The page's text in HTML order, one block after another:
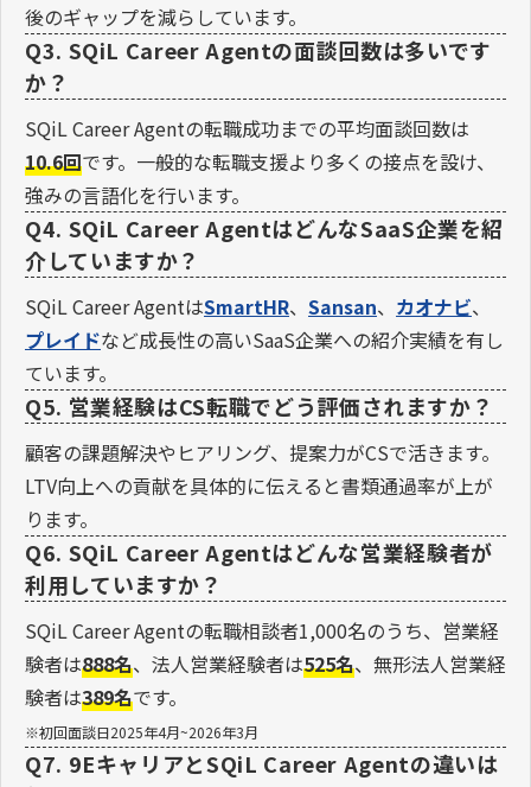
後のギャップを減らしています。
Q3. SQiL Career Agentの面談回数は多いです
か？
SQiL Career Agentの転職成功までの平均面談回数は
10.6回です。一般的な転職支援より多くの接点を設け、
強みの言語化を行います。
Q4. SQiL Career AgentはどんなSaaS企業を紹
介していますか？
SQiL Career AgentはSmartHR、 Sansan、 カオナビ、
プレイドなど成長性の高いSaaS企業への紹介実績を有し
ています。
Q5. 営業経験はCS転職でどう評価されますか？
顧客の課題解決やヒアリング、提案力がCSで活きます。
LTV向上への貢献を具体的に伝えると書類通過率が上が
ります。
Q6. SQiL Career Agentはどんな営業経験者が
利用していますか？
SQiL Career Agentの転職相談者1,000名のうち、営業経
験者は888名、法人営業経験者は525名、無形法人営業経
験者は389名です。
※初回面談日2025年4月~2026年3月
Q7. 9EキャリアとSQiL Career Agentの違いは